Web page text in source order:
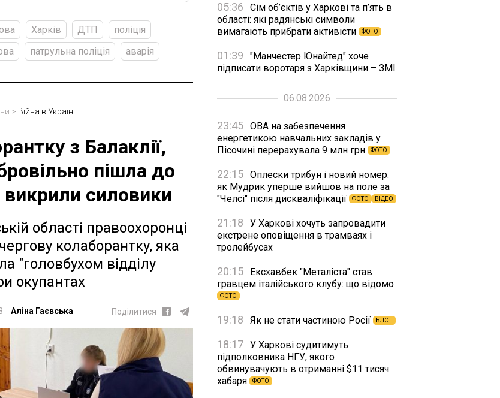
Харків ДТП
поліція
патрульна поліція аварія
> Війна в Україні
з Балаклії,
пішла до
викрили силовики
області правоохоронці
колаборантку, яка
"головбухом відділу
окупантах
Аліна Гаєвська Поділитися
05:36
Сім об’єктів у Харкові та п’ять в
області: які радянські символи
вимагають прибрати активісти
ФОТО
01:39
"Манчестер Юнайтед" хоче
підписати воротаря з Харківщини – ЗМІ
06.08.2026
23:45 ОВА на забезпечення
енергетикою навчальних закладів у
Пісочині перерахувала 9 млн грн
ФОТО
22:15 Оплески трибун і новий номер:
як Мудрик уперше вийшов на поле за
"Челсі" після дискваліфікації
ФОТО ВІДЕО
21:18
У Харкові хочуть запровадити
екстрене оповіщення в трамваях і
тролейбусах
20:15
Ексхавбек "Металіста" став
гравцем італійського клубу: що відомо
ФОТО
19:18 Як не стати частиною Росії БЛОГ
18:17 У Харкові судитимуть
підполковника НГУ, якого
обвинувачують в отриманні $11 тисяч
хабаря
ФОТО